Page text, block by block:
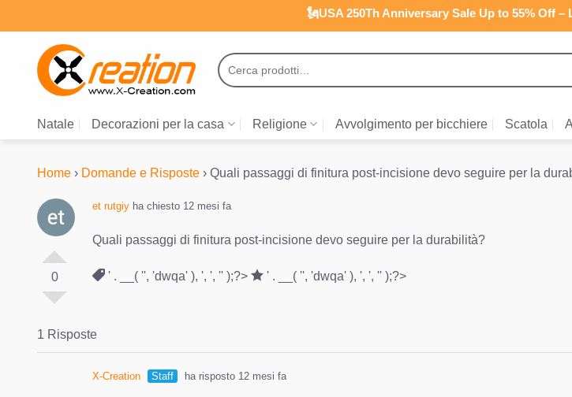
ai
contenuti
🗽USA 250Th Anniversary Sale Up to 55% Off –
Cerca:
Natale Decorazioni per la casa Religione Avvolgimento per bicchiere Scatola
Home › Domande e Risposte › Quali passaggi di finitura post-incisione devo seguire per la
0
et rutgiy ha chiesto 12 mesi fa
Quali passaggi di finitura post-incisione devo seguire per la durabilità?
' . __( '', 'dwqa' ), ', ', '' );?> ' . __( '', 'dwqa' ), ', ', '' );?>
1 Risposte
X-Creation Staff ha risposto 12 mesi fa